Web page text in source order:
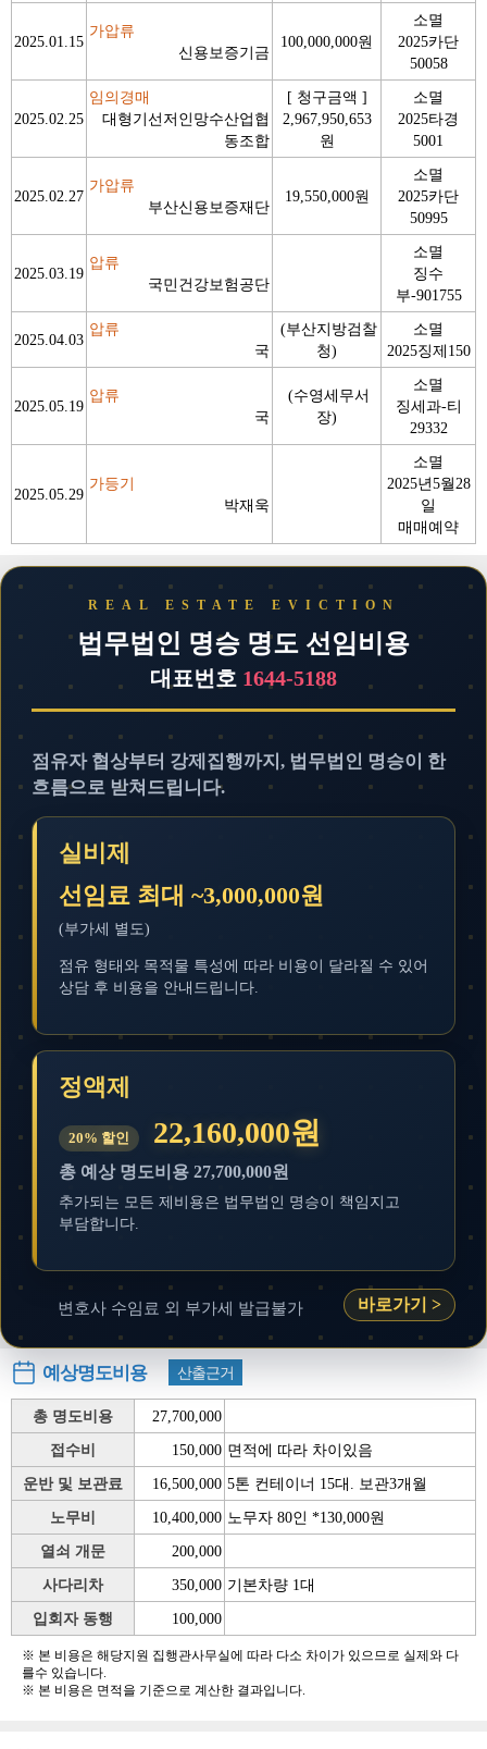
2025.01.15
가압류
신용보증기금
100,000,000원
소멸
2025카단
50058
2025.02.25
임의경매
대형기선저인망수산업협
동조합
[ 청구금액 ]
2,967,950,653
원
소멸
2025타경
5001
2025.02.27
가압류
부산신용보증재단
19,550,000원
소멸
2025카단
50995
2025.03.19
압류
국민건강보험공단
소멸
징수
부-901755
2025.04.03
압류
국
(부산지방검찰
청)
소멸
2025징제150
2025.05.19
압류
국
(수영세무서
장)
소멸
징세과-티
29332
2025.05.29
가등기
박재욱
소멸
2025년5월28
일
매매예약
법무법인 명승 명도 선임비용
대표번호 1644-5188
점유자 협상부터 강제집행까지, 법무법인 명승이 한
흐름으로 받쳐드립니다.
변호사 수임료 외 부가세 발급불가 바로가기 >
실비제
선임료 최대 ~3,000,000원
(부가세 별도)
점유 형태와 목적물 특성에 따라 비용이 달라질 수 있어
상담 후 비용을 안내드립니다.
정액제
20% 할인 22,160,000원
총 예상 명도비용 27,700,000원
추가되는 모든 제비용은 법무법인 명승이 책임지고
부담합니다.
예상명도비용 산출근거
총 명도비용
27,700,000
접수비
150,000 면적에 따라 차이있음
운반 및 보관료
16,500,000 5톤 컨테이너 15대. 보관3개월
노무비
10,400,000 노무자 80인 *130,000원
열쇠 개문
200,000
사다리차
350,000 기본차량 1대
입회자 동행
100,000
※ 본 비용은 해당지원 집행관사무실에 따라 다소 차이가 있으므로 실제와 다
를수 있습니다.
※ 본 비용은 면적을 기준으로 계산한 결과입니다.